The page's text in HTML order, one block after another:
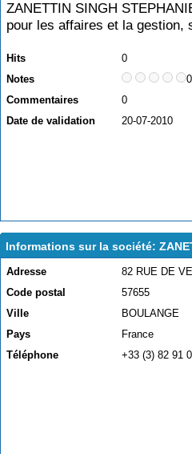
ZANETTIN SINGH
pour les affaires et la gestion,
Hits
0
Notes
Commentaires
0
Date de validation
20-07-2010
Informations sur la société:
Adresse
82 RUE DE
Code postal
57655
Ville
BOULANGE
Pays
France
Téléphone
+33 (3) 82 91